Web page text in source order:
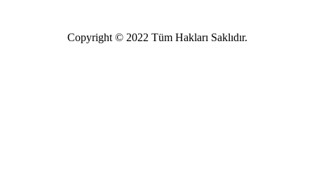
Copyright © 2022 Tüm Hakları Saklıdır.